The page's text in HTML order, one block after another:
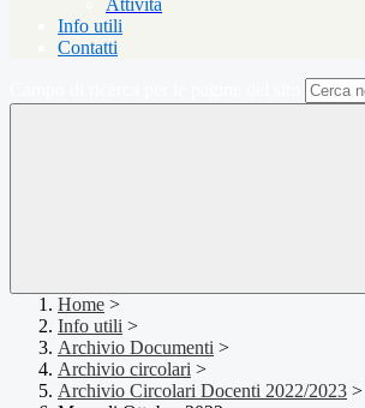
Attività
Info utili
Contatti
Home >
Info utili >
Archivio Documenti >
Archivio circolari >
Archivio Circolari Docenti 2022/2023 >